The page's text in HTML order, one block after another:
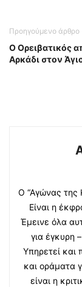
Προηγούμενο άρθρο
Ο Ορειβατικός
Αρκάδι στον
Ο “Αγώνας της
Είναι η
Έμεινε όλα
για έγκυρη
Υπηρετεί και
και οράματα
είναι η